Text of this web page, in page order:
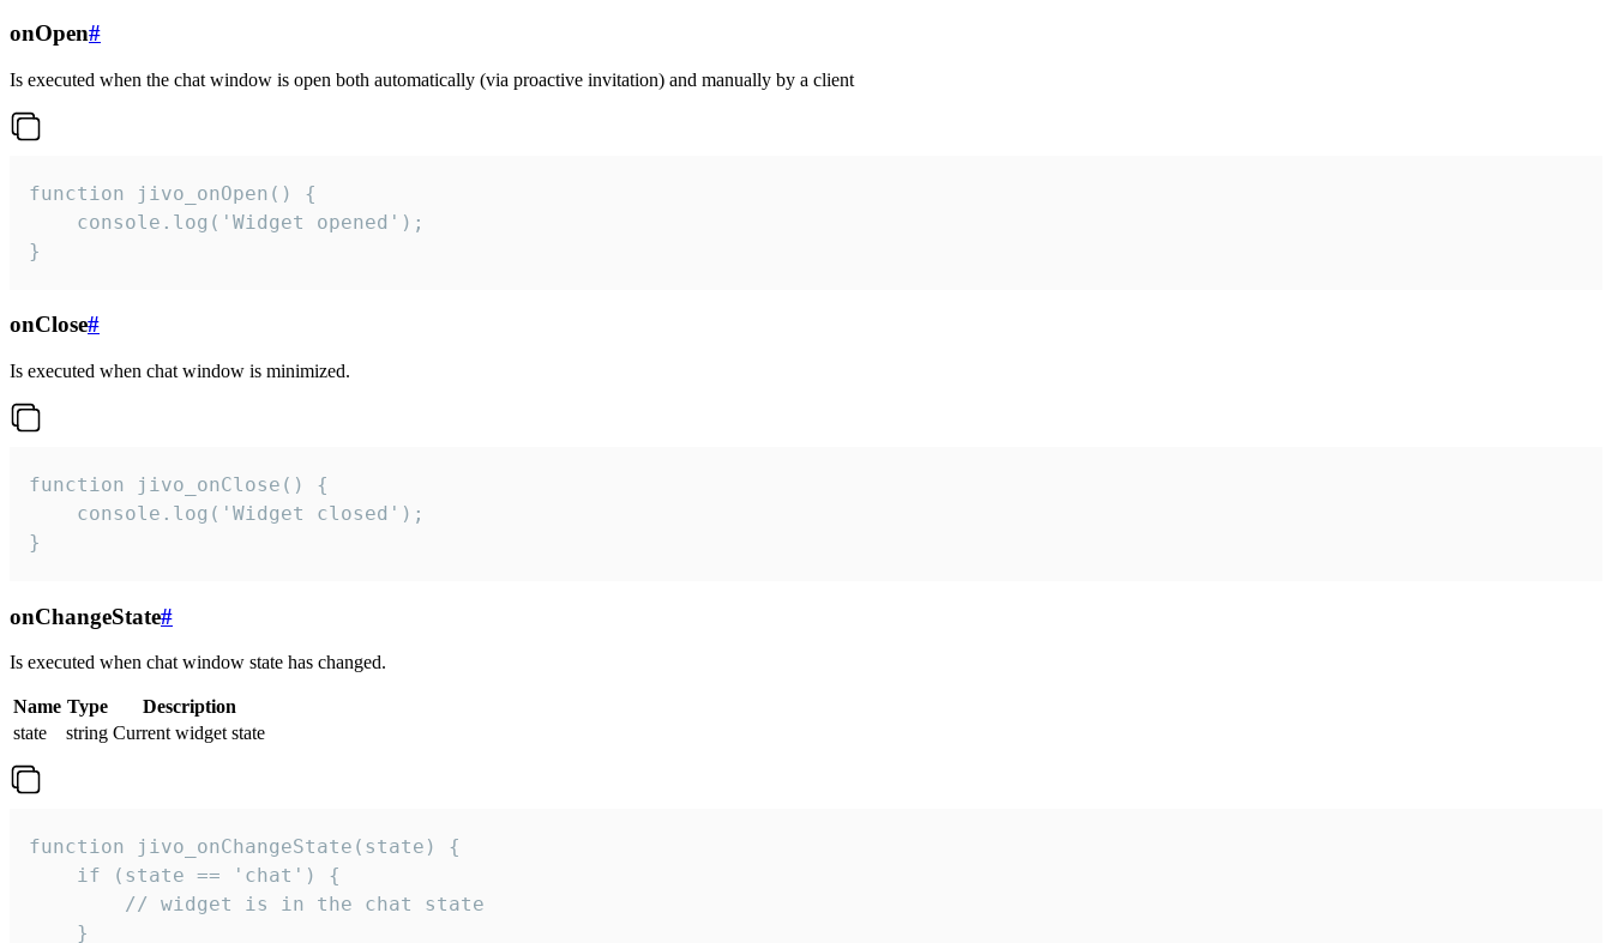
onOpen#
Is executed when the chat window is open both automatically (via proactive invitation) and manually by a client
function jivo_onOpen() {
    console.log('Widget opened');
}
onClose#
Is executed when chat window is minimized.
function jivo_onClose() {
    console.log('Widget closed');
}
onChangeState#
Is executed when chat window state has changed.
Name Type
Description
state
string Current widget state
function jivo_onChangeState(state) {
    if (state == 'chat') {
        // widget is in the chat state
    }